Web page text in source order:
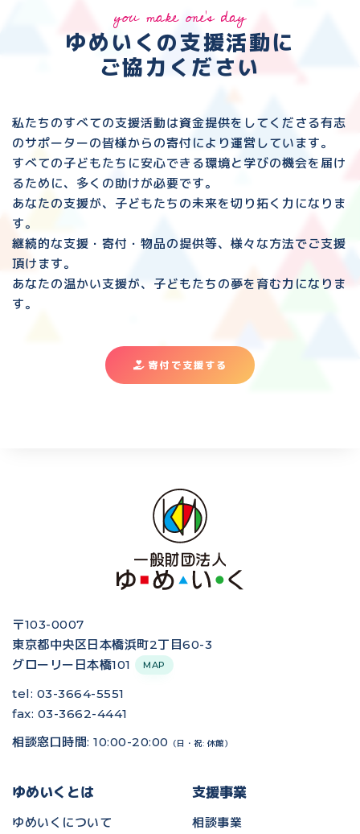
you make one's day
ゆめいくの支援活動に
ご協力ください
私たちのすべての支援活動は資金提供をしてくださる有志
のサポーターの皆様からの寄付により運営しています。
すべての子どもたちに安心できる環境と 学びの機会を届け
るために、多くの助けが必要です。
あなたの支援が、子どもたちの未来を切り拓く力になりま
す。
継続的な支援・寄付・物品の提供等、様々な方法でご支援
頂けます。
あなたの温かい支援が、子どもたちの夢を育む力になりま
す。
寄付で支援する
〒103-0007
東京都中央区日本橋浜町2丁目60-3
グローリー日本橋101
MAP
tel: 03-3664-5551
fax: 03-3662-4441
相談窓口時間: 10:00-20:00
（日・祝: 休館）
ゆめいくとは
ゆめいくについて
支援事業
相談事業